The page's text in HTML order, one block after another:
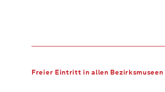
Freier Eintritt in allen Bezirksmuseen